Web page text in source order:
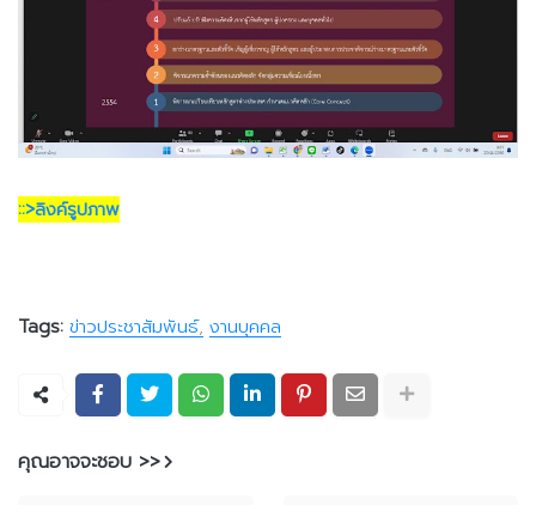
::>ลิงค์รูปภาพ
Tags: ข่าวประชาสัมพันธ์ งานบุคคล
คุณอาจจะชอบ >>